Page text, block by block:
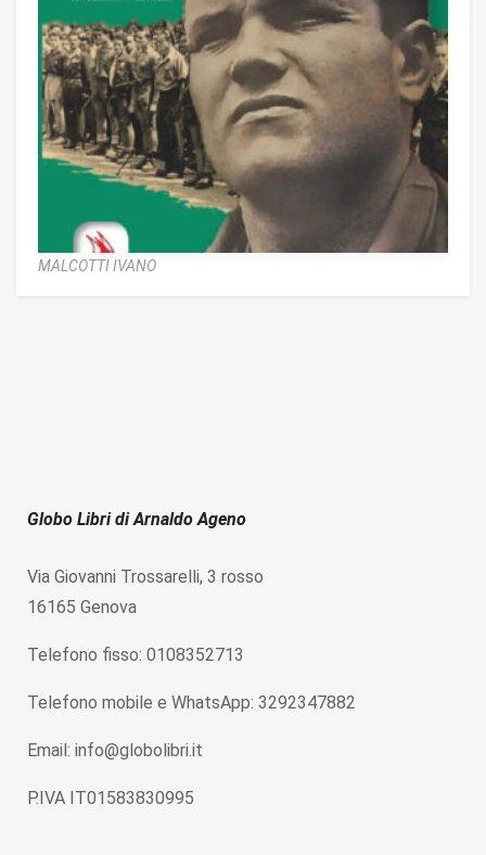
MALCOTTI IVANO
Globo Libri di Arnaldo Ageno
Via Giovanni Trossarelli, 3 rosso
16165 Genova
Telefono fisso: 0108352713
Telefono mobile e WhatsApp: 3292347882
Email: info@globolibri.it
P.IVA IT01583830995